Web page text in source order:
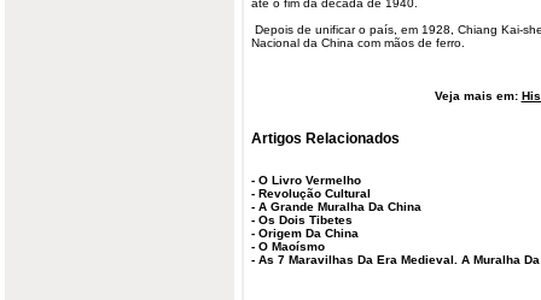
até o fim da década de 1940.
Depois de unificar o país, em 1928, Chiang Kai-
Nacional da China com mãos de ferro.
Veja mais em:
Artigos Relacionados
- O Livro Vermelho
- Revolução Cultural
- A Grande Muralha Da China
- Os Dois Tibetes
- Origem Da China
- O Maoísmo
- As 7 Maravilhas Da Era Medieval. A Muralha